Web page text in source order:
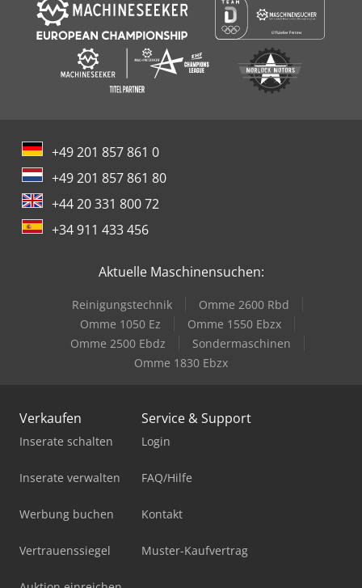
+49 201 857 861 0
+49 201 857 861 80
+44 20 331 800 72
+34 911 433 456
Aktuelle Maschinensuchen:
Reinigungstechnik
Omme 2600 Rbd
Omme 1050 Ez
Omme 1550 Ebzx
Omme 2500 Ebdz
Sondermaschinen
Omme 1830 Ebzx
Verkaufen
Inserate schalten
Inserate verwalten
Werbung buchen
Vertrauenssiegel
Service & Support
Login
FAQ/Hilfe
Kontakt
Muster-Kaufvertrag